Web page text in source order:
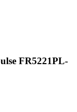
FR5221PL-